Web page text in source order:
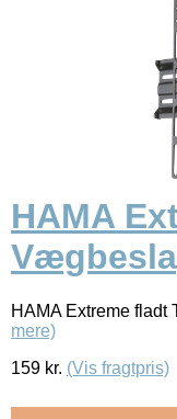
HAMA
HAMA Extreme
mere)
159 kr. (Vis fragtpris)